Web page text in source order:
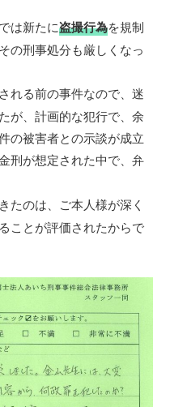
は新たに盗撮行為を規制
の刑事処分も厳しくなっ
れる前の事件なので、迷
が、計画的な犯行で、余
の被害者との示談が成立
刑が想定された中で、弁
たのは、ご本人様が深く
ことが評価されたからで